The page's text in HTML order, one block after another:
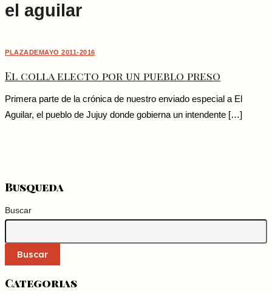
el aguilar
PLAZADEMAYO 2011-2016
El colla electo por un pueblo preso
Primera parte de la crónica de nuestro enviado especial a El
Aguilar, el pueblo de Jujuy donde gobierna un intendente […]
Busqueda
Buscar
Buscar
Categorias